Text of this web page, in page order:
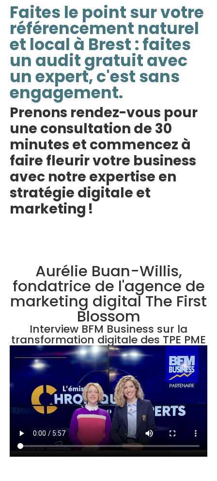
Faites le point sur votre
référencement naturel
et local à Brest : faites
un audit gratuit avec
un expert, c'est sans
engagement.
Prenons rendez-vous pour
une consultation de 30
minutes et commencez à
faire fleurir votre business
avec notre expertise en
stratégie digitale et
marketing !
Aurélie Buan-Willis,
fondatrice de l'agence de
marketing digital The First
Blossom
Interview BFM Business sur la
transformation digitale des TPE PME